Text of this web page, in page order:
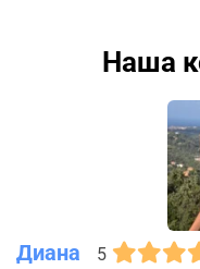
Наша
Диана 5